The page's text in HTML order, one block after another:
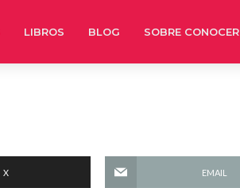
LIBROS BLOG SOBRE CONOCER
X EMAIL